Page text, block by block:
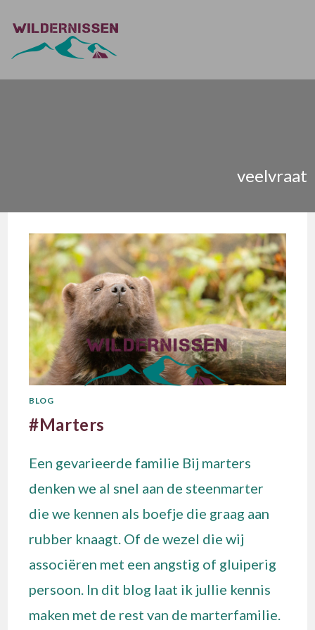
veelvraat
BLOG
#Marters
Een gevarieerde familie Bij marters
denken we al snel aan de steenmarter
die we kennen als boefje die graag aan
rubber knaagt. Of de wezel die wij
associëren met een angstig of gluiperig
persoon. In dit blog laat ik jullie kennis
maken met de rest van de marterfamilie.